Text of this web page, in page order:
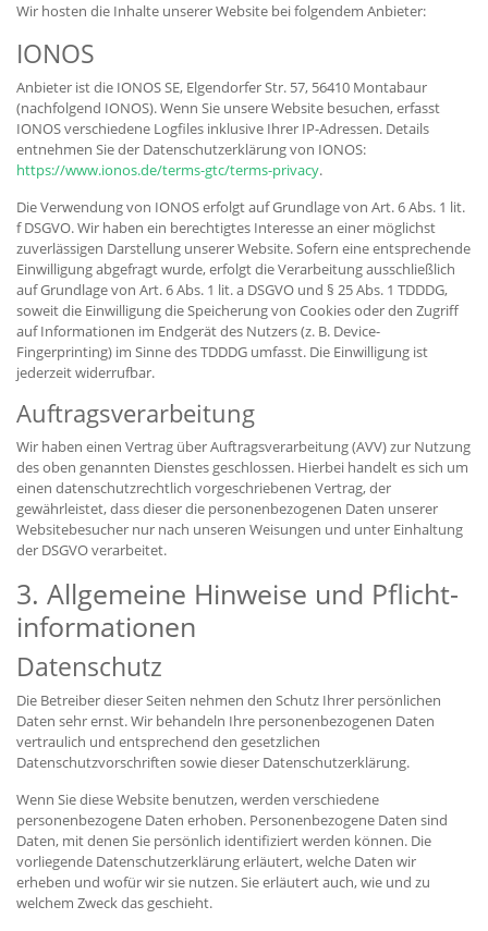
Wir hosten die Inhalte unserer Website bei folgendem Anbieter:
IONOS
Anbieter ist die IONOS SE, Elgendorfer Str. 57, 56410 Montabaur
(nachfolgend IONOS). Wenn Sie unsere Website besuchen, erfasst
IONOS verschiedene Logfiles inklusive Ihrer IP-Adressen. Details
entnehmen Sie der Datenschutzerklärung von IONOS:
https://www.ionos.de/terms-gtc/terms-privacy.
Die Verwendung von IONOS erfolgt auf Grundlage von Art. 6 Abs. 1 lit.
f DSGVO. Wir haben ein berechtigtes Interesse an einer möglichst
zuverlässigen Darstellung unserer Website. Sofern eine entsprechende
Einwilligung abgefragt wurde, erfolgt die Verarbeitung ausschließlich
auf Grundlage von Art. 6 Abs. 1 lit. a DSGVO und § 25 Abs. 1 TDDDG,
soweit die Einwilligung die Speicherung von Cookies oder den Zugriff
auf Informationen im Endgerät des Nutzers (z. B. Device-
Fingerprinting) im Sinne des TDDDG umfasst. Die Einwilligung ist
jederzeit widerrufbar.
Auftragsverarbeitung
Wir haben einen Vertrag über Auftragsverarbeitung (AVV) zur Nutzung
des oben genannten Dienstes geschlossen. Hierbei handelt es sich um
einen datenschutzrechtlich vorgeschriebenen Vertrag, der
gewährleistet, dass dieser die personenbezogenen Daten unserer
Websitebesucher nur nach unseren Weisungen und unter Einhaltung
der DSGVO verarbeitet.
3. Allgemeine Hinweise und Pflicht­
informationen
Datenschutz
Die Betreiber dieser Seiten nehmen den Schutz Ihrer persönlichen
Daten sehr ernst. Wir behandeln Ihre personenbezogenen Daten
vertraulich und entsprechend den gesetzlichen
Datenschutzvorschriften sowie dieser Datenschutzerklärung.
Wenn Sie diese Website benutzen, werden verschiedene
personenbezogene Daten erhoben. Personenbezogene Daten sind
Daten, mit denen Sie persönlich identifiziert werden können. Die
vorliegende Datenschutzerklärung erläutert, welche Daten wir
erheben und wofür wir sie nutzen. Sie erläutert auch, wie und zu
welchem Zweck das geschieht.